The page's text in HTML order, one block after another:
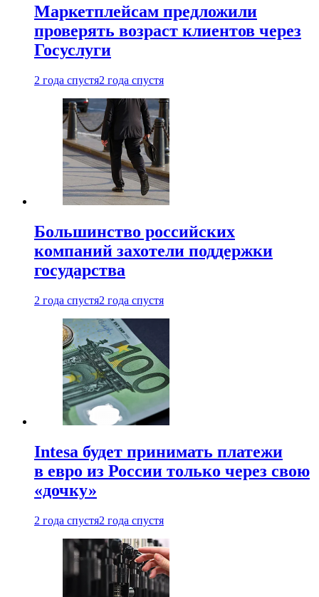
Маркетплейсам предложили
проверять возраст клиентов через
Госуслуги
2 года спустя2 года спустя
Большинство российских
компаний захотели поддержки
государства
2 года спустя2 года спустя
Intesa будет принимать платежи
в евро из России только через свою
«дочку»
2 года спустя2 года спустя